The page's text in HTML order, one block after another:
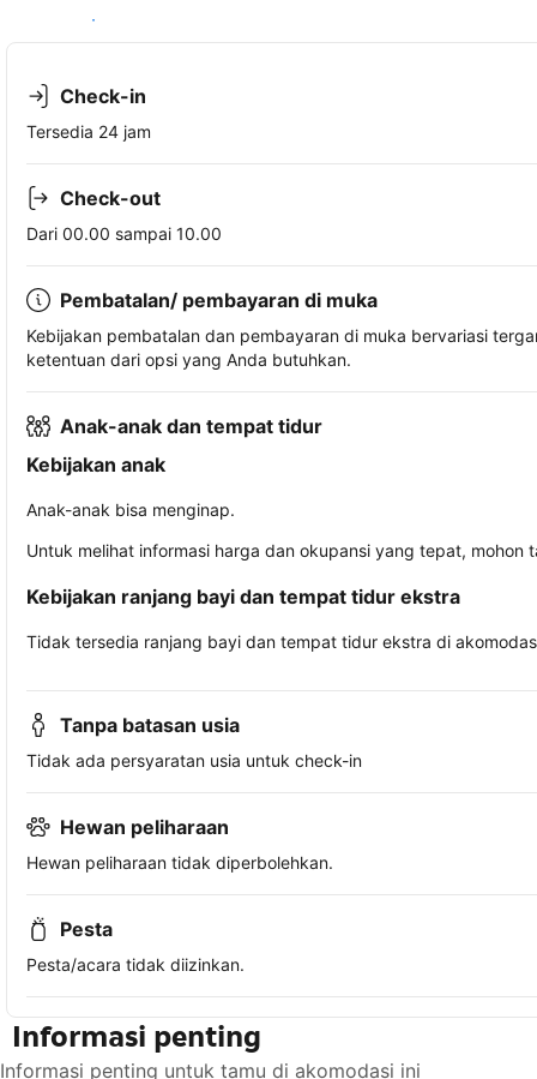
Lihat ketersediaan
Check-in
Tersedia 24 jam
Check-out
Dari 00.00 sampai 10.00
Pembatalan/ pembayaran di muka
Kebijakan pembatalan dan pembayaran di muka bervariasi
ketentuan dari opsi yang Anda butuhkan.
Anak-anak dan tempat tidur
Kebijakan anak
Anak-anak bisa menginap.
Untuk melihat informasi harga dan okupansi yang tepat,
Kebijakan ranjang bayi dan tempat tidur ekstra
Tidak tersedia ranjang bayi dan tempat tidur ekstra di
Tanpa batasan usia
Tidak ada persyaratan usia untuk check-in
Hewan peliharaan
Hewan peliharaan tidak diperbolehkan.
Pesta
Pesta/acara tidak diizinkan.
Informasi penting
Informasi penting untuk tamu di akomodasi ini